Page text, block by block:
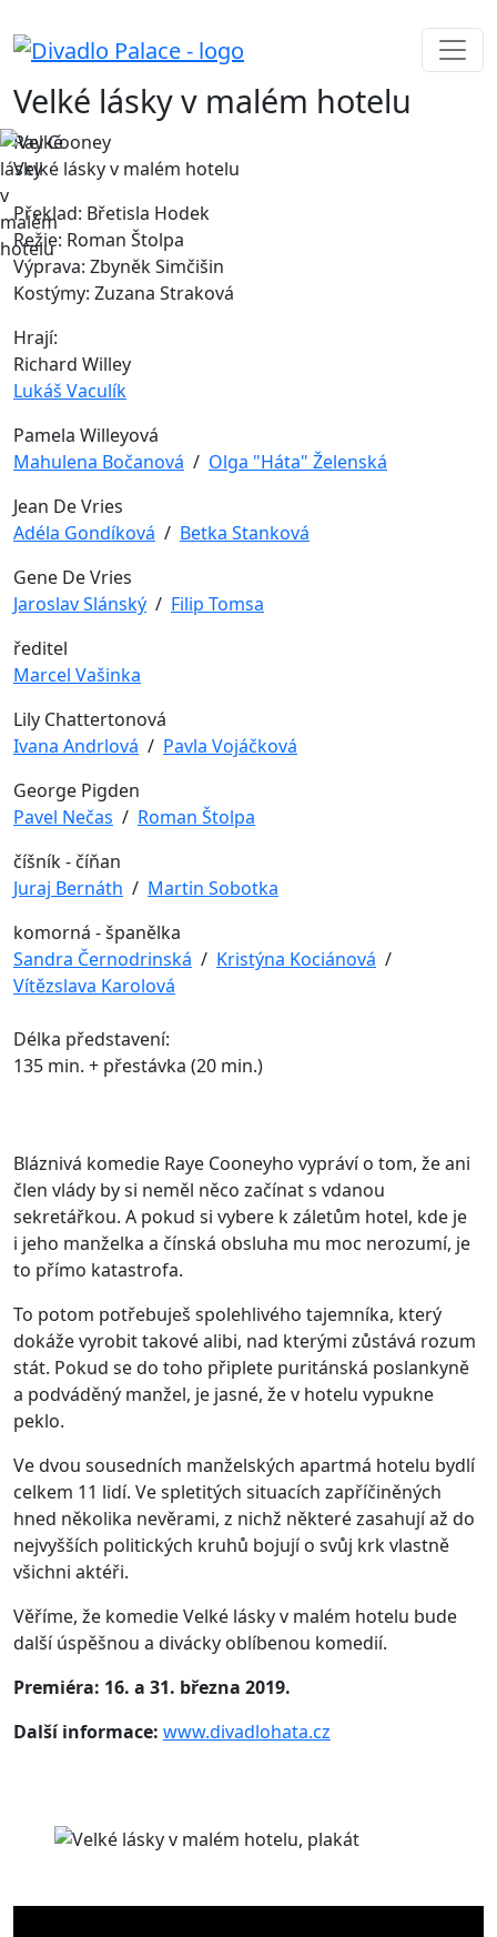
Velké lásky v malém hotelu
Ray Cooney
Velké lásky v malém hotelu
Překlad: Břetisla Hodek
Režie: Roman Štolpa
Výprava: Zbyněk Simčišin
Kostýmy: Zuzana Straková
Hrají:
Richard Willey
Lukáš Vaculík
Pamela Willeyová
Mahulena Bočanová / Olga "Háta" Želenská
Jean De Vries
Adéla Gondíková / Betka Stanková
Gene De Vries
Jaroslav Slánský / Filip Tomsa
ředitel
Marcel Vašinka
Lily Chattertonová
Ivana Andrlová / Pavla Vojáčková
George Pigden
Pavel Nečas / Roman Štolpa
číšník - číňan
Juraj Bernáth / Martin Sobotka
komorná - španělka
Sandra Černodrinská / Kristýna Kociánová /
Vítězslava Karolová
Délka představení:
135 min. + přestávka (20 min.)
Bláznivá komedie Raye Cooneyho vypráví o tom, že ani
člen vlády by si neměl něco začínat s vdanou
sekretářkou. A pokud si vybere k záletům hotel, kde je
i jeho manželka a čínská obsluha mu moc nerozumí, je
to přímo katastrofa.
To potom potřebuješ spolehlivého tajemníka, který
dokáže vyrobit takové alibi, nad kterými zůstává rozum
stát. Pokud se do toho připlete puritánská poslankyně
a podváděný manžel, je jasné, že v hotelu vypukne
peklo.
Ve dvou sousedních manželských apartmá hotelu bydlí
celkem 11 lidí. Ve spletitých situacích zapříčiněných
hned několika nevěrami, z nichž některé zasahují až do
nejvyšších politických kruhů bojují o svůj krk vlastně
všichni aktéři.
Věříme, že komedie Velké lásky v malém hotelu bude
další úspěšnou a divácky oblíbenou komedií.
Premiéra: 16. a 31. března 2019.
Další informace: www.divadlohata.cz